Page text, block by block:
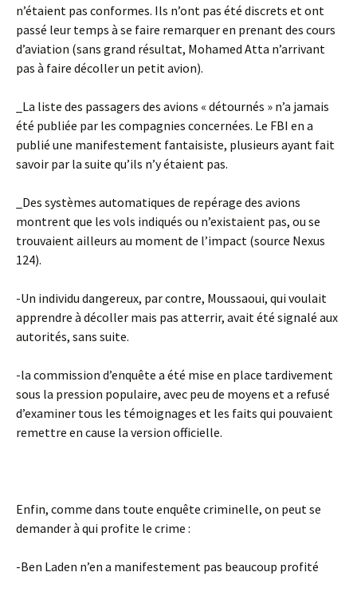
n’étaient pas conformes. Ils n’ont pas été discrets et ont
passé leur temps à se faire remarquer en prenant des cours
d’aviation (sans grand résultat, Mohamed Atta n’arrivant
pas à faire décoller un petit avion).
_La liste des passagers des avions « détournés » n’a jamais
été publiée par les compagnies concernées. Le FBI en a
publié une manifestement fantaisiste, plusieurs ayant fait
savoir par la suite qu’ils n’y étaient pas.
_Des systèmes automatiques de repérage des avions
montrent que les vols indiqués ou n’existaient pas, ou se
trouvaient ailleurs au moment de l’impact (source Nexus
124).
-Un individu dangereux, par contre, Moussaoui, qui voulait
apprendre à décoller mais pas atterrir, avait été signalé aux
autorités, sans suite.
-la commission d’enquête a été mise en place tardivement
sous la pression populaire, avec peu de moyens et a refusé
d’examiner tous les témoignages et les faits qui pouvaient
remettre en cause la version officielle.
Enfin, comme dans toute enquête criminelle, on peut se
demander à qui profite le crime :
-Ben Laden n’en a manifestement pas beaucoup profité